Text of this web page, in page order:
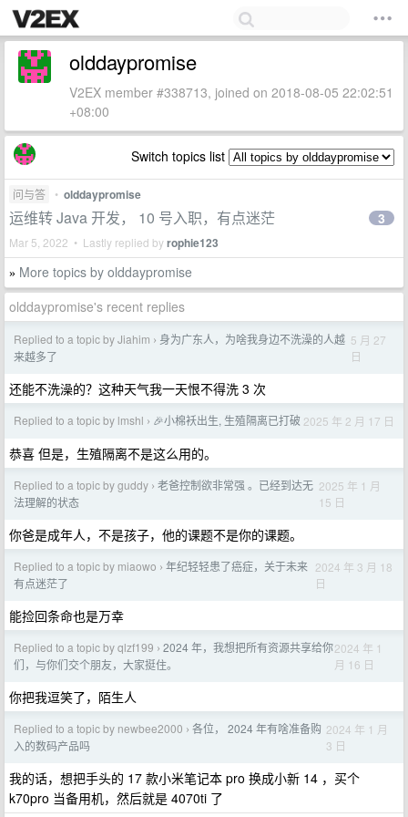
olddaypromise
V2EX member #338713, joined on 2018-08-05 22:02:51
+08:00
Switch topics list
问与答 • olddaypromise
运维转 Java 开发， 10 号入职，有点迷茫
Mar 5, 2022 • Lastly replied byrophie123
3
» More topics by olddaypromise
olddaypromise's recent replies
Replied to a topic by Jiahim › 身为广东人，为啥我身边不洗澡的人越
来越多了
5 月 27
日
还能不洗澡的？这种天气我一天恨不得洗 3 次
Replied to a topic by lmshl › 🎉小棉袄出生, 生殖隔离已打破 2025 年 2 月 17 日
恭喜 但是，生殖隔离不是这么用的。
Replied to a topic by guddy › 老爸控制欲非常强 。已经到达无
法理解的状态
2025 年 1 月
15 日
你爸是成年人，不是孩子，他的课题不是你的课题。
Replied to a topic by miaowo › 年纪轻轻患了癌症，关于未来
有点迷茫了
2024 年 3 月 18
日
能捡回条命也是万幸
Replied to a topic by qlzf199 › 2024 年，我想把所有资源共享给你
们，与你们交个朋友，大家挺住。
2024 年 1
月 16 日
你把我逗笑了，陌生人
Replied to a topic by newbee2000 › 各位， 2024 年有啥准备购
入的数码产品吗
2024 年 1 月
3 日
我的话，想把手头的 17 款小米笔记本 pro 换成小新 14 ，买个
k70pro 当备用机，然后就是 4070ti 了